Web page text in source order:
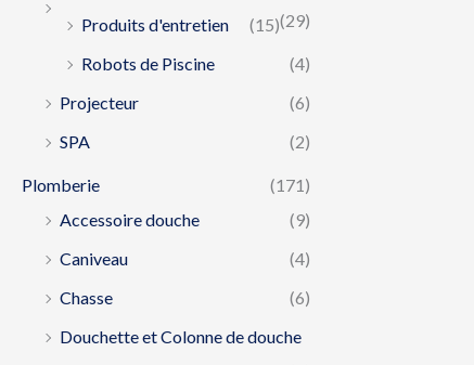
(29)
Produits d'entretien
(15)
Robots de Piscine
(4)
Projecteur
(6)
SPA
(2)
Plomberie
(171)
Accessoire douche
(9)
Caniveau
(4)
Chasse
(6)
Douchette et Colonne de douche